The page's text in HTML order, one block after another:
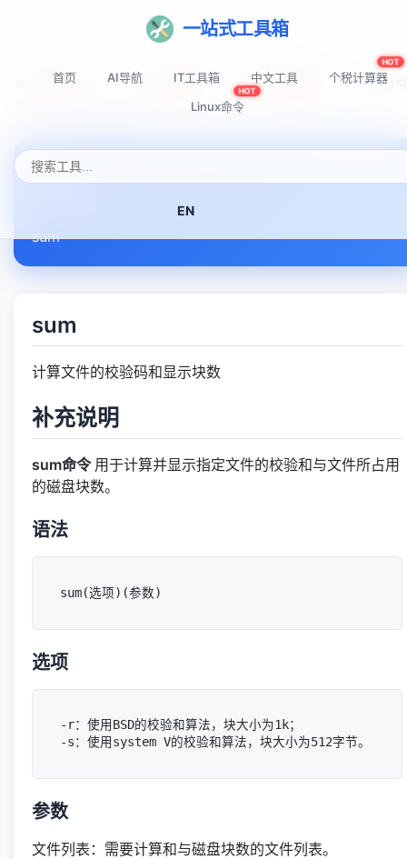
一站式工具箱
首页 AI导航 IT工具箱 中文工具 个税计算器
HOT
Linux命令
HOT
EN
🔥 热门推荐: Top-AI-Tools NEW AI提示词秘籍 NEW AI IDE智能体
sum
sum
sum
计算文件的校验码和显示块数
补充说明
sum命令 用于计算并显示指定文件的校验和与文件所占用
的磁盘块数。
语法
选项
-r：使用BSD的校验和算法，块大小为1k；
参数
文件列表：需要计算和与磁盘块数的文件列表。